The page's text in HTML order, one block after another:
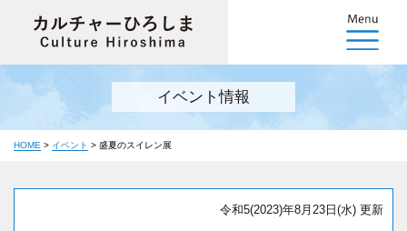
イベント情報
HOME > イベント > 盛夏のスイレン展
令和5(2023)年8月23日(水) 更新